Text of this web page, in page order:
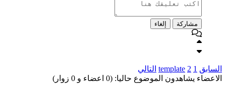
مشاركة إلغاء
السابق 1
2
template التالي
الاعضاء يشاهدون الموضوع حاليا: (0 اعضاء و 0 زوار)